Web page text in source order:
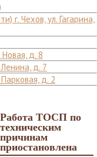
г. Чехов, ул. Гагарина,
д. 8
д. 7
д. 2
Работа ТОСП по
техническим
причинам
приостановлена